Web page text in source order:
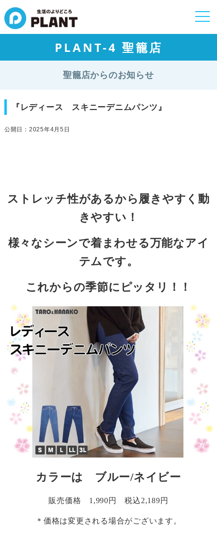
PLANT-4 聖籠店
聖籠店からのお知らせ
『レディース スキニーデニムパンツ』
公開日：2025年4月5日
ストレッチ性があるから履きやすく動
きやすい！
様々なシーンで着まわせる万能なアイ
テムです。
これからの季節にピッタリ！！
カラーは ブルー/ネイビー
販売価格 1,990円 税込2,189円
＊価格は変更される場合がございます。